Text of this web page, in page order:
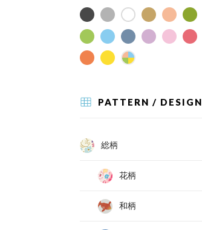
PATTERN / DESIGN
総柄
花柄
和柄